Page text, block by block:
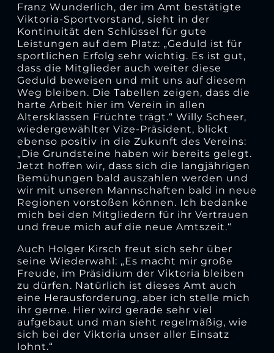
Franz Wunderlich, der im Amt bestätigte
Viktoria-Sportvorstand, sieht in der
Kontinuität den Schlüssel für gute
Leistungen auf dem Platz: „Geduld ist für
sportlichen Erfolg sehr wichtig. Es ist gut,
dass die Mitglieder auch weiter diese
Geduld beweisen und mit uns auf diesem
Weg bleiben. Die Tabellen zeigen, dass die
harte Arbeit hier im Verein in allen
Altersklassen Früchte trägt.“ Willy Scheer,
wiedergewählter Vize-Präsident, blickt
ebenso positiv in die Zukunft des Vereins:
„Die Grundsteine haben wir bereits gelegt.
Jetzt hoffen wir, dass sich die langjährigen
Bemühungen bald auszahlen werden und
wir mit unseren Mannschaften bald in neue
Regionen vorstoßen können. Ich bedanke
mich bei den Mitgliedern für ihr Vertrauen
und freue mich auf die neue Amtszeit.“
Auch Holger Kirsch freut sich sehr über
seine Wiederwahl: „Es macht mir große
Freude, im Präsidium der Viktoria bleiben
zu dürfen. Natürlich ist dieses Amt auch
eine Herausforderung, aber ich stelle mich
ihr gerne. Hier wird gerade sehr viel
aufgebaut und man sieht regelmäßig, wie
sich bei der Viktoria unser aller Einsatz
lohnt.“